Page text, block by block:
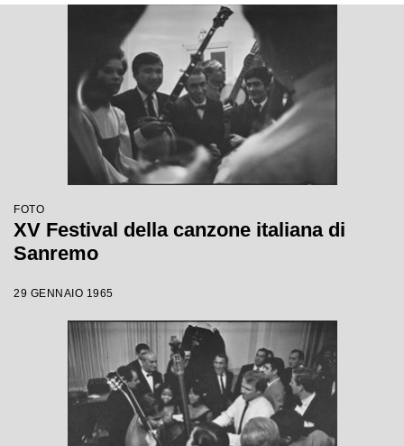
FOTO
XV Festival della canzone italiana di
Sanremo
29 GENNAIO 1965